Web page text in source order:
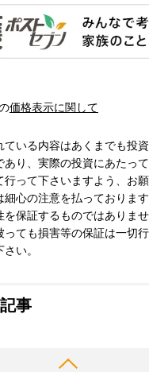
価格表示に関して
ている内容はあくまでも投
あり、実際の投資にあたっ
行って下さいますよう、お
細心の注意を払っておりま
保証するものではありま
っても損害等の保証は一切
い。
事